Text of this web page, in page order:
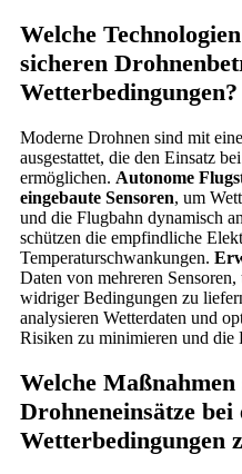
Welche
sicheren
Wetterbedingungen?
Moderne Drohnen sind mit
ausgestattet, die den Einsatz
ermöglichen. Autonome
eingebaute Sensoren, um
und die Flugbahn dynamisch
schützen die empfindliche
Temperaturschwankungen.
Daten von mehreren
widriger Bedingungen zu
analysieren Wetterdaten und
Risiken zu minimieren und die
Welche
Drohneneinsätze bei
Wetterbedingungen